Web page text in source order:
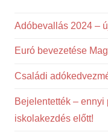
Adóbevallás 2024 –
Euró bevezetése
Családi
Bejelentették –
iskolakezdés előtt!